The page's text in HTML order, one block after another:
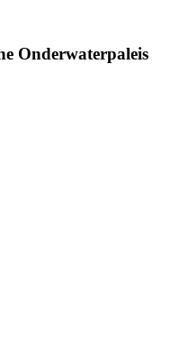
Onderwaterpaleis